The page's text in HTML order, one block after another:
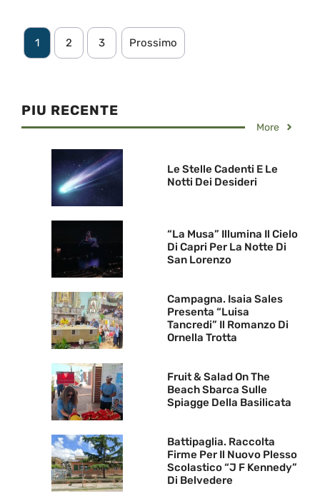
1 2 3 Prossimo
PIU RECENTE
More
Le Stelle Cadenti E Le
Notti Dei Desideri
“La Musa” Illumina Il Cielo
Di Capri Per La Notte Di
San Lorenzo
Campagna. Isaia Sales
Presenta “Luisa
Tancredi” Il Romanzo Di
Ornella Trotta
Fruit & Salad On The
Beach Sbarca Sulle
Spiagge Della Basilicata
Battipaglia. Raccolta
Firme Per Il Nuovo Plesso
Scolastico “J F Kennedy”
Di Belvedere